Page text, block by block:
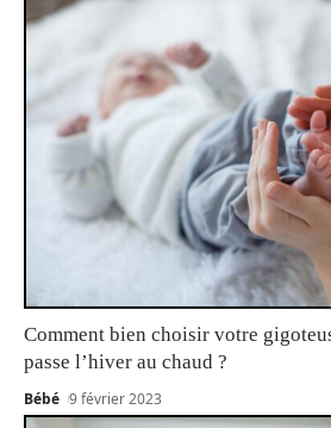
Comment bien choisir votre
passe l’hiver au chaud ?
Bébé 9 février 2023